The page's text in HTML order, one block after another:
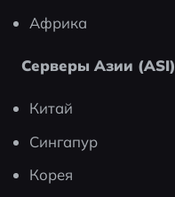
Африка
Серверы Азии (ASI)
Китай
Сингапур
Корея